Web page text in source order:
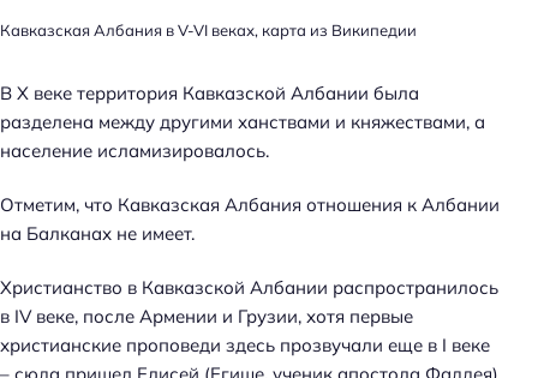
Кавказская Албания в V-VI веках, карта из Википедии
В Х веке территория Кавказской Албании была
разделена между другими ханствами и княжествами, а
население исламизировалось.
Отметим, что Кавказская Албания отношения к Албании
на Балканах не имеет.
Христианство в Кавказской Албании распространилось
в IV веке, после Армении и Грузии, хотя первые
христианские проповеди здесь прозвучали еще в I веке
– сюда пришел Елисей (Егише, ученик апостола Фаддея)